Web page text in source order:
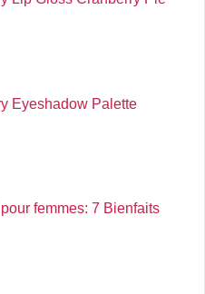
Eyeshadow Palette
femmes: 7 Bienfaits